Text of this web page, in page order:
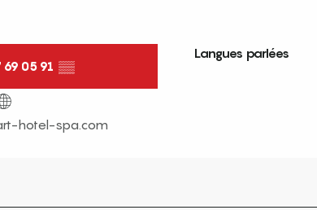
69 05 91 ▒▒
hotel-spa.com
Langues parlées
Langues parlées